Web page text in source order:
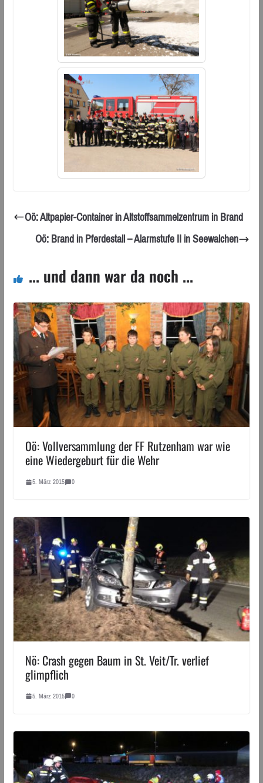
Oö: Altpapier-Container in Altstoffsammelzentrum in Brand
Oö: Brand in Pferdestall – Alarmstufe II in Seewalchen
... und dann war da noch ...
Oö: Vollversammlung der FF Rutzenham war wie
eine Wiedergeburt für die Wehr
5. März 2015 0
Nö: Crash gegen Baum in St. Veit/Tr. verlief
glimpflich
5. März 2015 0